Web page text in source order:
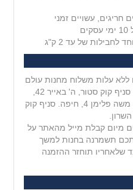
חריגים, עשויים זמני
של עד 2 ק"ג
עלות משלוח מחנות עולם
הבית, פארן 13, ירושלים. סניף קוק סטור, ה' באייר 42,
תל אביב. סניף קוק סטור, משה פלימן 4, חיפה. סניף קוק
לסניף עד 7 ימים מיום קבלת מייל מהאתר על
תשמרנה בחנות למשך
ימים בלבד שלאחריו תוחזר ההזמנה